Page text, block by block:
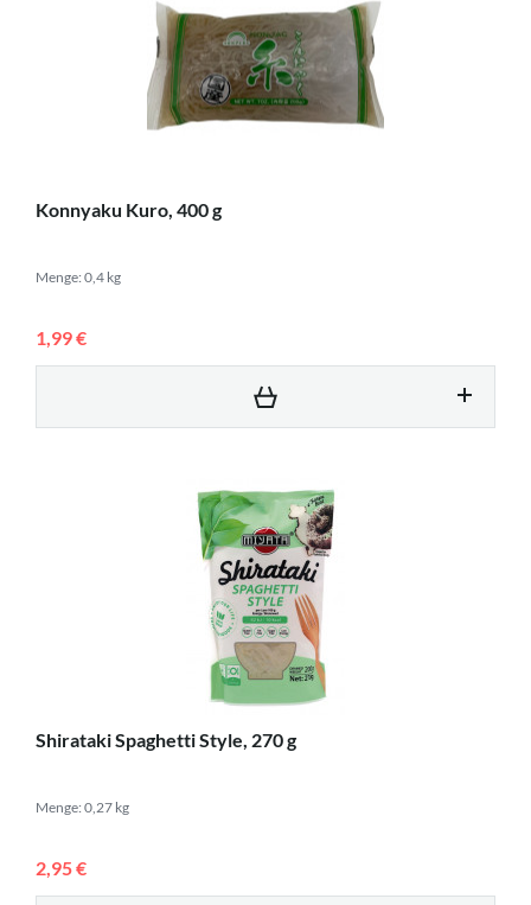
Konnyaku Kuro, 400 g
Menge: 0,4 kg
1,99 €
Shirataki Spaghetti Style, 270 g
Menge: 0,27 kg
2,95 €